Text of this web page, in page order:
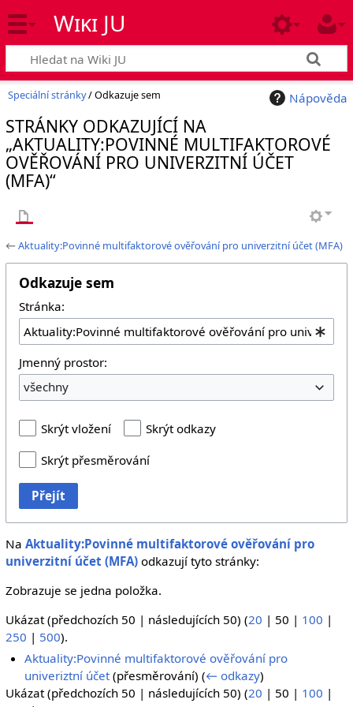
Wiki JU
Nápověda
Speciální stránky/ Odkazuje sem
STRÁNKY ODKAZUJÍCÍ NA
„AKTUALITY:POVINNÉ MULTIFAKTOROVÉ
OVĚŘOVÁNÍ PRO UNIVERZITNÍ ÚČET
(MFA)“
←Aktuality:Povinné multifaktorové ověřování pro univerzitní účet (MFA)
Odkazuje sem
Stránka:
Jmenný prostor:
všechny
Skrýt vložení
Skrýt odkazy
Skrýt přesměrování
Přejít
Na Aktuality:Povinné multifaktorové ověřování pro
univerzitní účet (MFA)odkazují tyto stránky:
Zobrazuje se jedna položka.
Ukázat (předchozích 50 | následujících 50) (20 | 50 | 100 |
250 | 500).
Aktuality:Povinné multifaktorové ověřování pro
univeriztní účet (přesměrování)(← odkazy)
Ukázat (předchozích 50 | následujících 50) (20 | 50 | 100 |